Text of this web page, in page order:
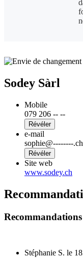
Sodey Sàrl
Mobile
079 206 -- --
Révéler
e-mail
sophie@--------.ch
Révéler
Site web
www.sodey.ch
Stéphanie S. le